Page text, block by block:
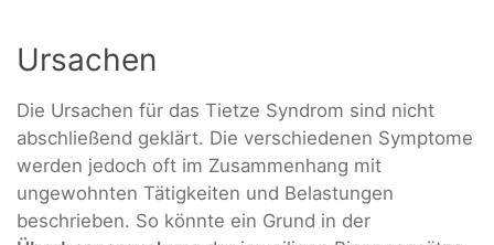
Ursachen
Die Ursachen für das Tietze Syndrom sind nicht
abschließend geklärt. Die verschiedenen Symptome
werden jedoch oft im Zusammenhang mit
ungewohnten Tätigkeiten und Belastungen
beschrieben. So könnte ein Grund in der